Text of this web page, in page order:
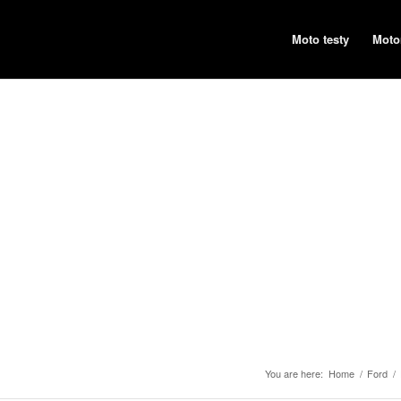
Moto testy
You are here: Home / Ford /